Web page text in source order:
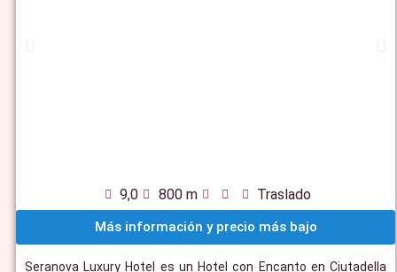
9,0 800 m Traslado
Más información y precio más bajo
Seranova Luxury Hotel es un Hotel con Encanto en Ciutadella